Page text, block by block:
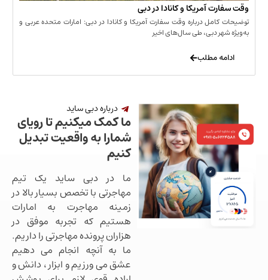
آمریکا و کانادا در دبی
درباره وقت سفارت آمریکا و کانادا در دبی: امارات متحده عربی و
دبی، طی سال‌های اخیر
درباره دبی ساید
ما کمک میکنیم تا رویای
شمارا به واقعیت تبدیل
کنیم
ما در دبی ساید یک تیم
مهاجرتی با تخصص بسیار بالا در
زمینه مهاجرت به امارات
هستیم که تجربه موفق در
هزاران پرونده مهاجرتی را داریم.
ما به آنچه انجام می دهیم
عشق می ورزیم و ابزار ، دانش و